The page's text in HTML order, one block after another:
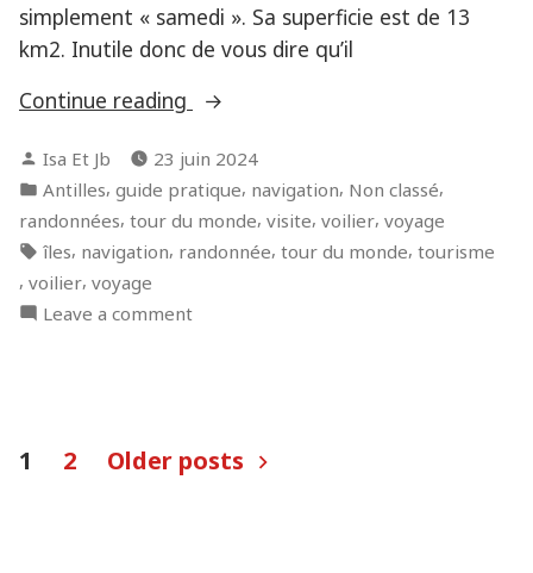
simplement « samedi ». Sa superficie est de 13
km2. Inutile donc de vous dire qu’il
Continue reading
« Saba,
caillou
sauvage
des
Caraïbes
Montserrat,
Caraïbes » »
Posted
by
Isa Et Jb
23 juin 2024
Posted
in
Antilles, guide pratique, navigation, Non classé,
randonnées, tour du monde, visite, voilier, voyage
Tags:
îles, navigation, randonnée, tour du monde, tourisme
, voilier, voyage
Leave a commenton
des
Pagination
1 2 Older posts